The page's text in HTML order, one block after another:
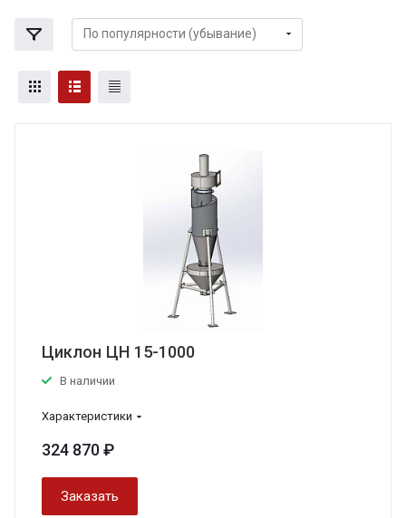
Циклон ЦН 15-1000
В наличии
Характеристики
324 870 ₽
Заказать